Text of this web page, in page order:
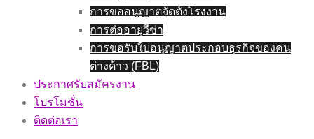
การขออนุญาตจัดตั้งโรงงาน
การต่ออายุวีซ่า
การขอรับใบอนุญาตประกอบธุรกิจของคน
ต่างด้าว (FBL)
ประกาศรับสมัครงาน
โปรโมชั่น
ติดต่อเรา